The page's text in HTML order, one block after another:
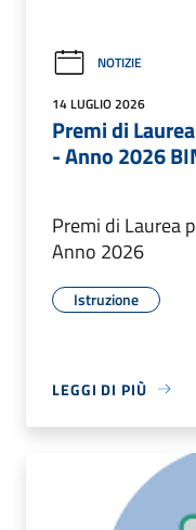
NOTIZIE
14 LUGLIO 2026
Premi di
- Anno 2026
Premi di Laurea
Anno 2026
Istruzione
LEGGI DI PIÙ